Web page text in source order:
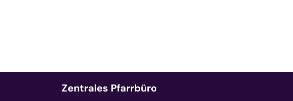
Zentrales Pfarrbüro